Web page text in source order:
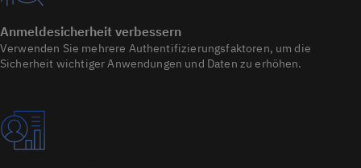
Anmeldesicherheit verbessern
Verwenden Sie mehrere Authentifizierungsfaktoren, um die
Sicherheit wichtiger Anwendungen und Daten zu erhöhen.